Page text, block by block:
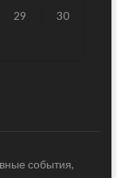
29 30
события,